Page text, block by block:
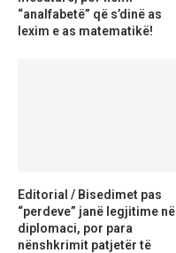
“analfabetë” që s’dinë as
lexim e as matematikë!
Editorial / Bisedimet pas
“perdeve” janë legjitime në
diplomaci, por para
nënshkrimit patjetër të